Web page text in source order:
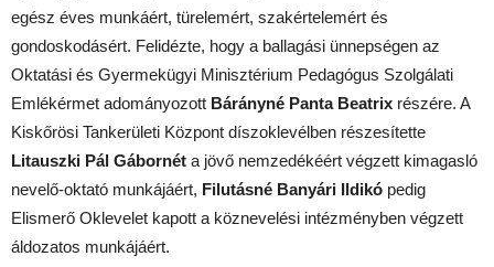
egész éves munkáért, türelemért, szakértelemért és
gondoskodásért. Felidézte, hogy a ballagási ünnepségen az
Oktatási és Gyermekügyi Minisztérium Pedagógus Szolgálati
Emlékérmet adományozott Bárányné Panta Beatrix részére. A
Kiskőrösi Tankerületi Központ díszoklevélben részesítette
Litauszki Pál Gábornét a jövő nemzedékéért végzett kimagasló
nevelő-oktató munkájáért, Filutásné Banyári Ildikó pedig
Elismerő Oklevelet kapott a köznevelési intézményben végzett
áldozatos munkájáért.